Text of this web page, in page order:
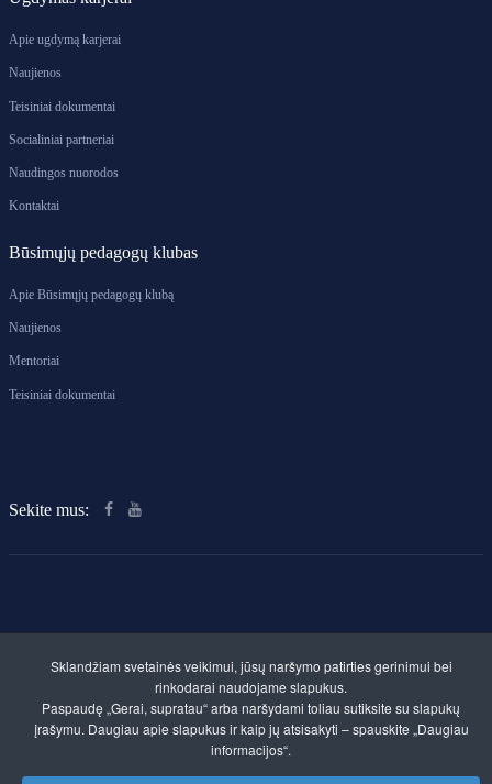
Sekite mus:
biudžetinė įstaiga
Kvietinių g. 30, LT-96112 Gargždai
Įmonės kodas 300520961
A.s. LT357300010095156911
Duomenys kaupiami ir saugomi Juridinių asmenų
Apie ugdymą karjerai
Naujienos
Teisiniai dokumentai
Socialiniai partneriai
Naudingos nuorodos
Kontaktai
Būsimųjų pedagogų klubas
Apie Būsimųjų pedagogų klubą
Naujienos
Mentoriai
Teisiniai dokumentai
Sklandžiam svetainės veikimui, jūsų naršymo patirties gerinimui bei
rinkodarai naudojame slapukus.
Paspaudę „Gerai, supratau“ arba naršydami toliau sutiksite su slapukų
įrašymu. Daugiau apie slapukus ir kaip jų atsisakyti – spauskite „Daugiau
informacijos“.